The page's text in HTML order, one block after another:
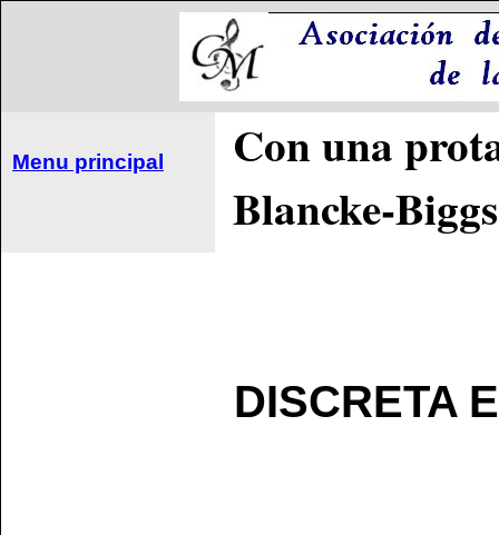
Menu principal
Con una
Blancke-Biggs
DISCRETA